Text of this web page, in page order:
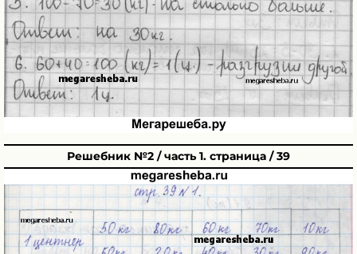
Решебник №2 / часть 1. страница / 39